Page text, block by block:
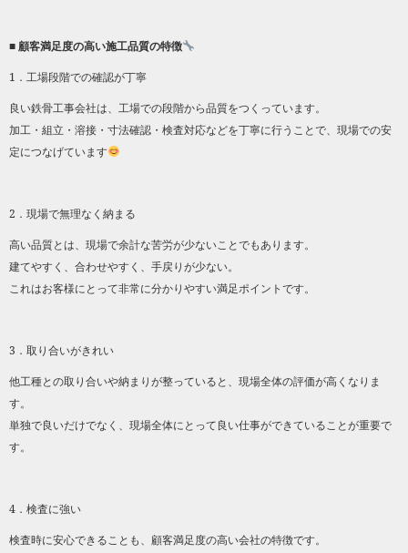
■ 顧客満足度の高い施工品質の特徴
1．工場段階での確認が丁寧
良い鉄骨工事会社は、工場での段階から品質をつくっています。
加工・組立・溶接・寸法確認・検査対応などを丁寧に行うことで、現場での安
定につなげています
2．現場で無理なく納まる
高い品質とは、現場で余計な苦労が少ないことでもあります。
建てやすく、合わせやすく、手戻りが少ない。
これはお客様にとって非常に分かりやすい満足ポイントです。
3．取り合いがきれい
他工種との取り合いや納まりが整っていると、現場全体の評価が高くなりま
す。
単独で良いだけでなく、現場全体にとって良い仕事ができていることが重要で
す。
4．検査に強い
検査時に安心できることも、顧客満足度の高い会社の特徴です。